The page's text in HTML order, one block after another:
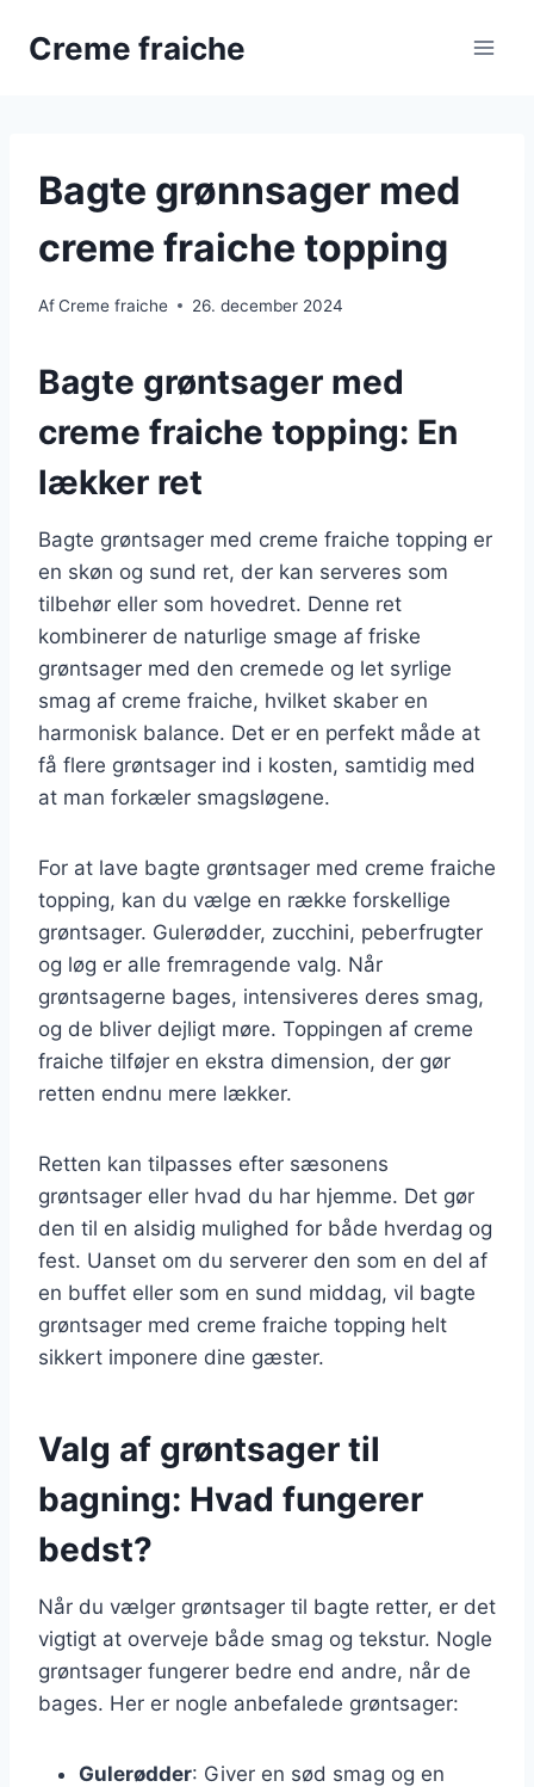
Creme fraiche
Bagte grønnsager med
creme fraiche topping
AfCreme fraiche 26. december 2024
Bagte grøntsager med
creme fraiche topping: En
lækker ret
Bagte grøntsager med creme fraiche topping er
en skøn og sund ret, der kan serveres som
tilbehør eller som hovedret. Denne ret
kombinerer de naturlige smage af friske
grøntsager med den cremede og let syrlige
smag af creme fraiche, hvilket skaber en
harmonisk balance. Det er en perfekt måde at
få flere grøntsager ind i kosten, samtidig med
at man forkæler smagsløgene.
For at lave bagte grøntsager med creme fraiche
topping, kan du vælge en række forskellige
grøntsager. Gulerødder, zucchini, peberfrugter
og løg er alle fremragende valg. Når
grøntsagerne bages, intensiveres deres smag,
og de bliver dejligt møre. Toppingen af creme
fraiche tilføjer en ekstra dimension, der gør
retten endnu mere lækker.
Retten kan tilpasses efter sæsonens
grøntsager eller hvad du har hjemme. Det gør
den til en alsidig mulighed for både hverdag og
fest. Uanset om du serverer den som en del af
en buffet eller som en sund middag, vil bagte
grøntsager med creme fraiche topping helt
sikkert imponere dine gæster.
Valg af grøntsager til
bagning: Hvad fungerer
bedst?
Når du vælger grøntsager til bagte retter, er det
vigtigt at overveje både smag og tekstur. Nogle
grøntsager fungerer bedre end andre, når de
bages. Her er nogle anbefalede grøntsager:
Gulerødder: Giver en sød smag og en